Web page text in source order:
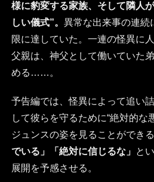
様に豹変する家族、そして隣人
しい儀式”。 異常な出来事の連続
限に達していた。一連の怪異に
父親は、神父として働いていた
める……。
予告編では、怪異によって追い
して彼らを守るために“絶対的な
ジュンスの姿を見ることができる
でいる」「絶対に信じるな」 と
展開を予感させる。